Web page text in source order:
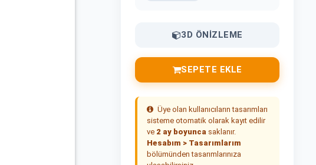
3D ÖNIZLEME
SEPETE EKLE
Üye olan kullanıcıların tasarımları
sisteme otomatik olarak kayıt edilir
ve 2 ay boyunca saklanır.
Hesabım > Tasarımlarım
bölümünden tasarımlarınıza